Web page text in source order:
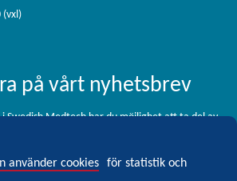
(vxl)
på vårt nyhetsbrev
Swedish Medtech har du möjlighet att ta del av
ut 11 gånger per år. För dig som är
men inte är medlem är du välkommen att
nyhetsbrev Blickfång Medtech.
använder cookies
för statistik och